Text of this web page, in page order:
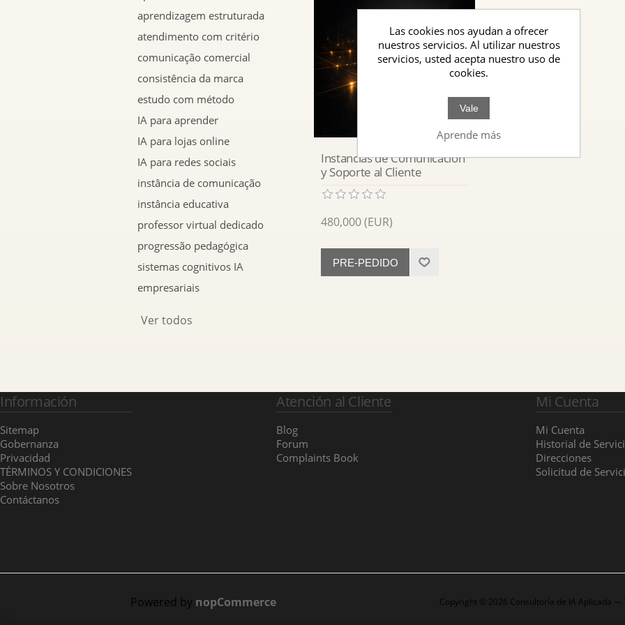
aprendizagem estruturada
atendimento com critério
comunicação comercial
consistência da marca
estudo com método
IA para aprender
IA para lojas online
IA para redes sociais
instância de comunicação
instância educativa
professor virtual dedicado
progressão pedagógica
sistemas cognitivos IA
empresariais
Ver todos
Instancias de Comunicación
y Soporte al Cliente
480,000 (EUR)
PRE-PEDIDO
Información
Sitemap
Gobernanza
Privacidad
TÉRMINOS Y CONDICIONES
Sobre Nosotros
Contáctanos
Atención al Cliente
Blog
Forum
Complaints Book
Mi Cuenta
Mi Cuenta
Historial de
Direcciones
Solicitud de
Copyright © 2026 Consultoría de IA Aplicada
Powered by nopCommerce
Las cookies nos ayudan a ofrecer
nuestros servicios. Al utilizar nuestros
servicios, usted acepta nuestro uso de
cookies.
Vale
Aprende más